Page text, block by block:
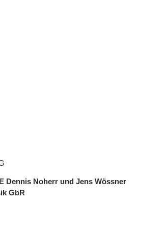
Dennis Noherr und Jens Wössner
GbR